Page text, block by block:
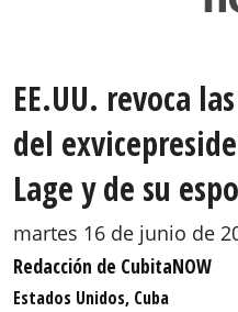
EE.UU. revoca
del
Lage y de su
martes 16 de junio de
Redacción de CubitaNOW
Estados Unidos, Cuba